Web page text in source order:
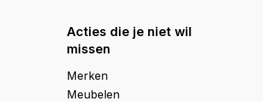
Acties die je niet wil
missen
Merken
Meubelen